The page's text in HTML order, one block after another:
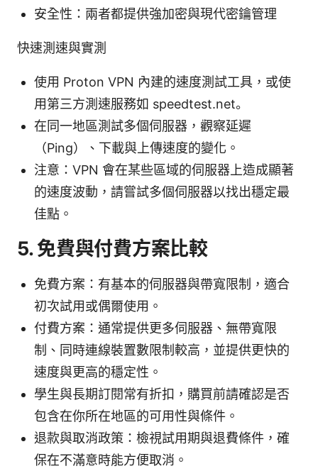
安全性：兩者都提供強加密與現代密鑰管理
快速測速與實測
使用 Proton VPN 內建的速度測試工具，或使
用第三方測速服務如 speedtest.net。
在同一地區測試多個伺服器，觀察延遲
（Ping）、下載與上傳速度的變化。
注意：VPN 會在某些區域的伺服器上造成顯著
的速度波動，請嘗試多個伺服器以找出穩定最
佳點。
5. 免費與付費方案比較
免費方案：有基本的伺服器與帶寬限制，適合
初次試用或偶爾使用。
付費方案：通常提供更多伺服器、無帶寬限
制、同時連線裝置數限制較高，並提供更快的
速度與更高的穩定性。
學生與長期訂閱常有折扣，購買前請確認是否
包含在你所在地區的可用性與條件。
退款與取消政策：檢視試用期與退費條件，確
保在不滿意時能方便取消。